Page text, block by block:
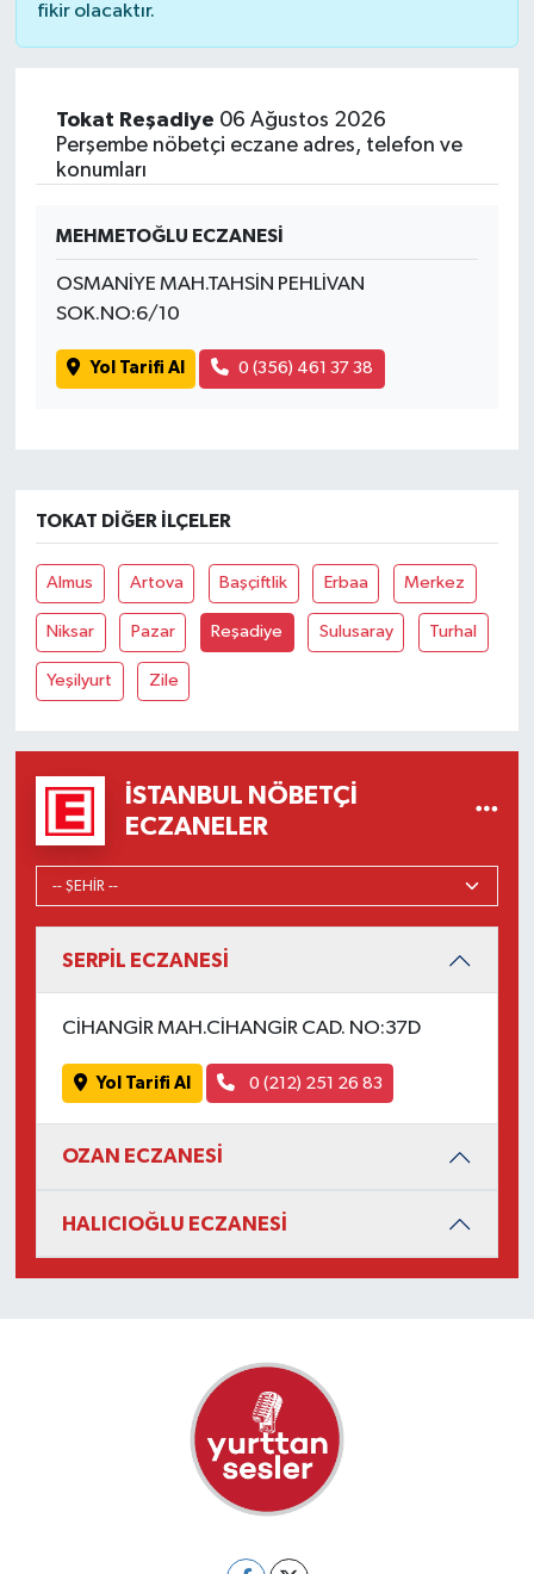
fikir olacaktır.
Tokat Reşadiye 06 Ağustos 2026
Perşembe nöbetçi eczane adres, telefon ve
konumları
MEHMETOĞLU ECZANESİ
OSMANİYE MAH.TAHSİN PEHLİVAN
SOK.NO:6/10
Yol Tarifi Al 0 (356) 461 37 38
TOKAT DIĞER İLÇELER
Almus Artova Başçiftlik Erbaa Merkez
Niksar Pazar Reşadiye Sulusaray Turhal
Yeşilyurt Zile
İSTANBUL NÖBETÇI
ECZANELER
SERPİL ECZANESİ
CİHANGİR MAH.CİHANGİR CAD. NO:37D
Yol Tarifi Al 0 (212) 251 26 83
OZAN ECZANESİ
HALICIOĞLU ECZANESİ